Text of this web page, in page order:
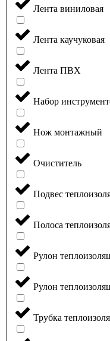
Лента виниловая
Лента каучуковая
Лента ПВХ
Набор
Нож монтажный
Очиститель
Подвес
Полоса
Рулон
Рулон
Трубка